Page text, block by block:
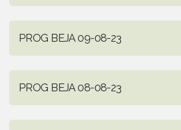
PROG BEJA 09-08-23
PROG BEJA 08-08-23